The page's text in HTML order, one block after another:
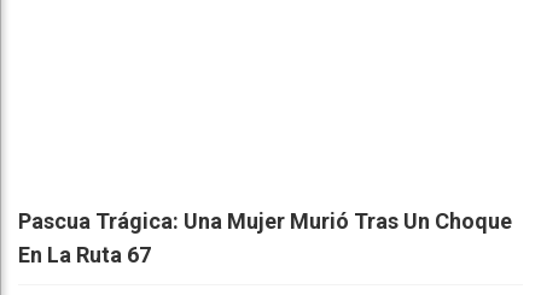
Pascua Trágica: Una Mujer Murió Tras Un Choque
En La Ruta 67